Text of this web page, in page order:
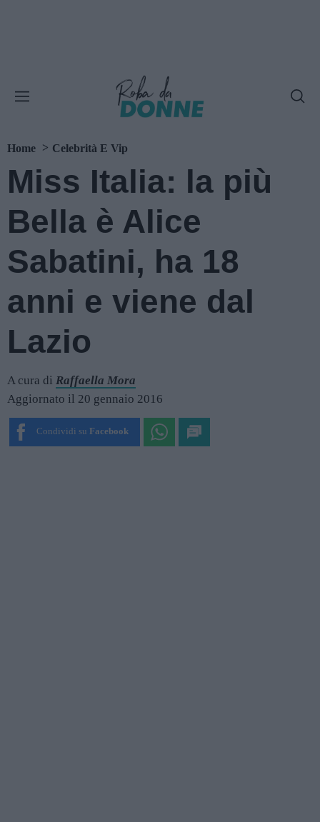
Home Celebrità E Vip
Miss Italia: la più
Bella è Alice
Sabatini, ha 18
anni e viene dal
Lazio
A cura di Raffaella Mora
Aggiornato il 20 gennaio 2016
Condividi su Facebook